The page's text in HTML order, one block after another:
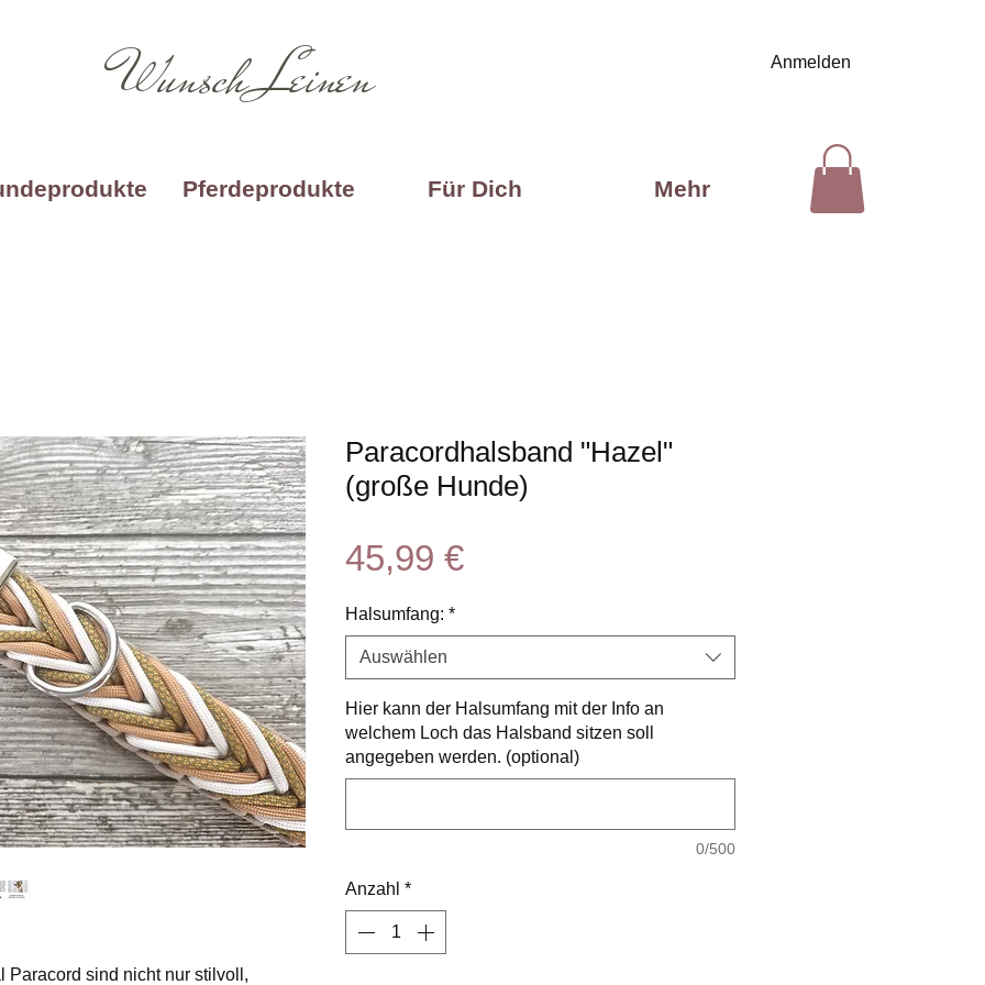
Wunsch Leinen
Pferdeprodukte Für Dich Mehr
Anmelden
sind nicht nur stilvoll,
Paracordhalsband "Hazel"
(große Hunde)
45,99 €Preis
Halsumfang: *
Auswählen
Hier kann der Halsumfang mit der Info an
welchem Loch das Halsband sitzen soll
angegeben werden. (optional)
0/500
Anzahl *